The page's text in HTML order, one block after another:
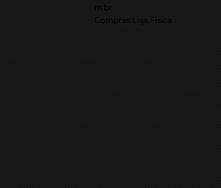
m.br
Compras Loja Física